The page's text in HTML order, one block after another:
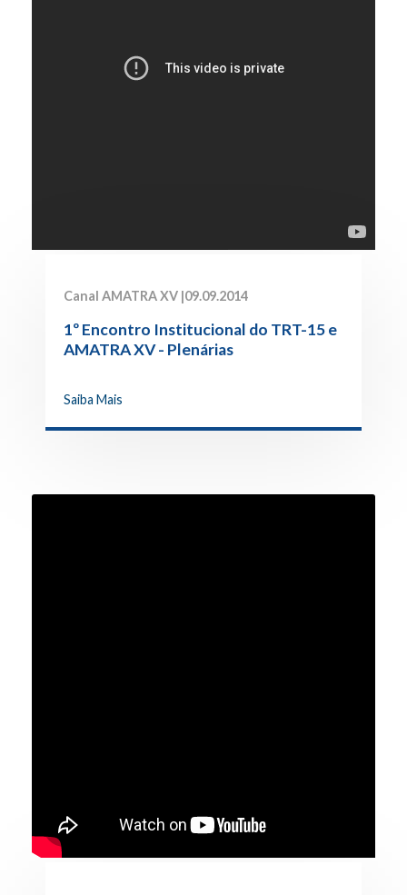
Canal AMATRA XV |09.09.2014
1º Encontro Institucional do TRT-15 e
AMATRA XV - Plenárias
Jurisdicional" (a partir de 1h24m39s)
Saiba Mais